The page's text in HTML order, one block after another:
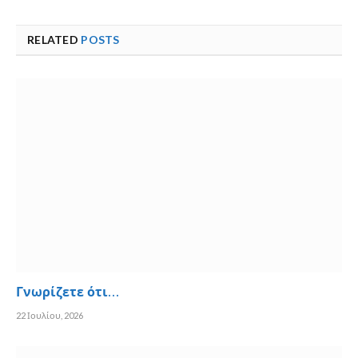
RELATED POSTS
Γνωρίζετε ότι…
22 Ιουλίου, 2026